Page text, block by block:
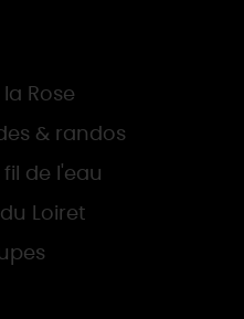
Rose
& randos
fil de l'eau
Loiret